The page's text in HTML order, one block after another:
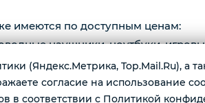
имеются по доступным ценам:
наушники, ноутбуки,
и многое другое.
(Яндекс.Метрика, Top.Mail.Ru), а
согласие на использование
в соответствии с Политикой